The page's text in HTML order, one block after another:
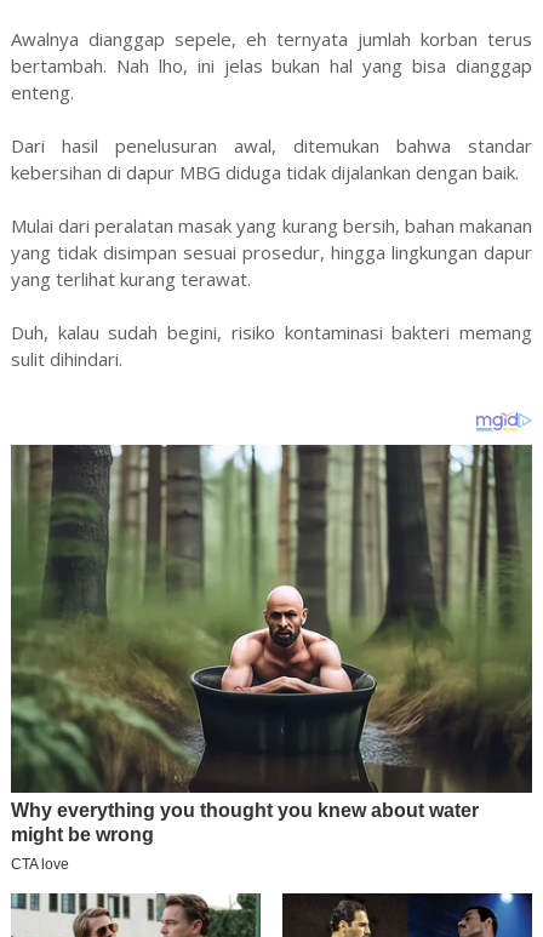
Awalnya dianggap sepele, eh ternyata jumlah korban terus
bertambah. Nah lho, ini jelas bukan hal yang bisa dianggap
enteng.
Dari hasil penelusuran awal, ditemukan bahwa standar
kebersihan di dapur MBG diduga tidak dijalankan dengan baik.
Mulai dari peralatan masak yang kurang bersih, bahan makanan
yang tidak disimpan sesuai prosedur, hingga lingkungan dapur
yang terlihat kurang terawat.
Duh, kalau sudah begini, risiko kontaminasi bakteri memang
sulit dihindari.